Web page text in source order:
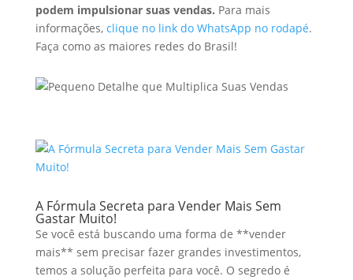
podem impulsionar suas vendas. Para mais
informações, clique no link do WhatsApp no rodapé.
Faça como as maiores redes do Brasil!
A Fórmula Secreta para Vender Mais Sem
Gastar Muito!
Se você está buscando uma forma de **vender
mais** sem precisar fazer grandes investimentos,
temos a solução perfeita para você. O segredo é